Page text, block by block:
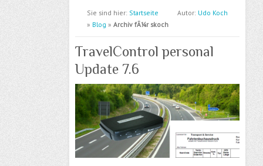
Autor: Udo Koch
Sie sind hier: Startseite
» Blog » Archiv fÃ¼r skoch
TravelControl personal
Update 7.6